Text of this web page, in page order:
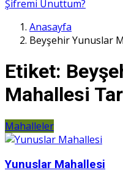
Şifremi Unuttum?
Anasayfa
Beyşehir Yunuslar
Etiket:
Mahallesi
Mahalleler
Yunuslar Mahallesi